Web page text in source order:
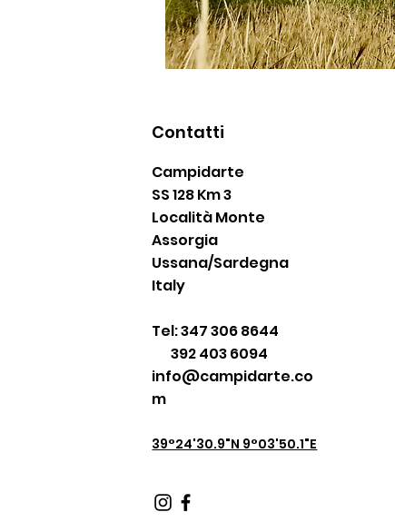
Contatti
Campidarte
SS 128 Km 3
Località Monte
Assorgia
Ussana/Sardegna
Italy
Tel: 347 306 8644
392 403 6094
info@campidarte.co
m
39°24'30.9"N 9°03'50.1"E